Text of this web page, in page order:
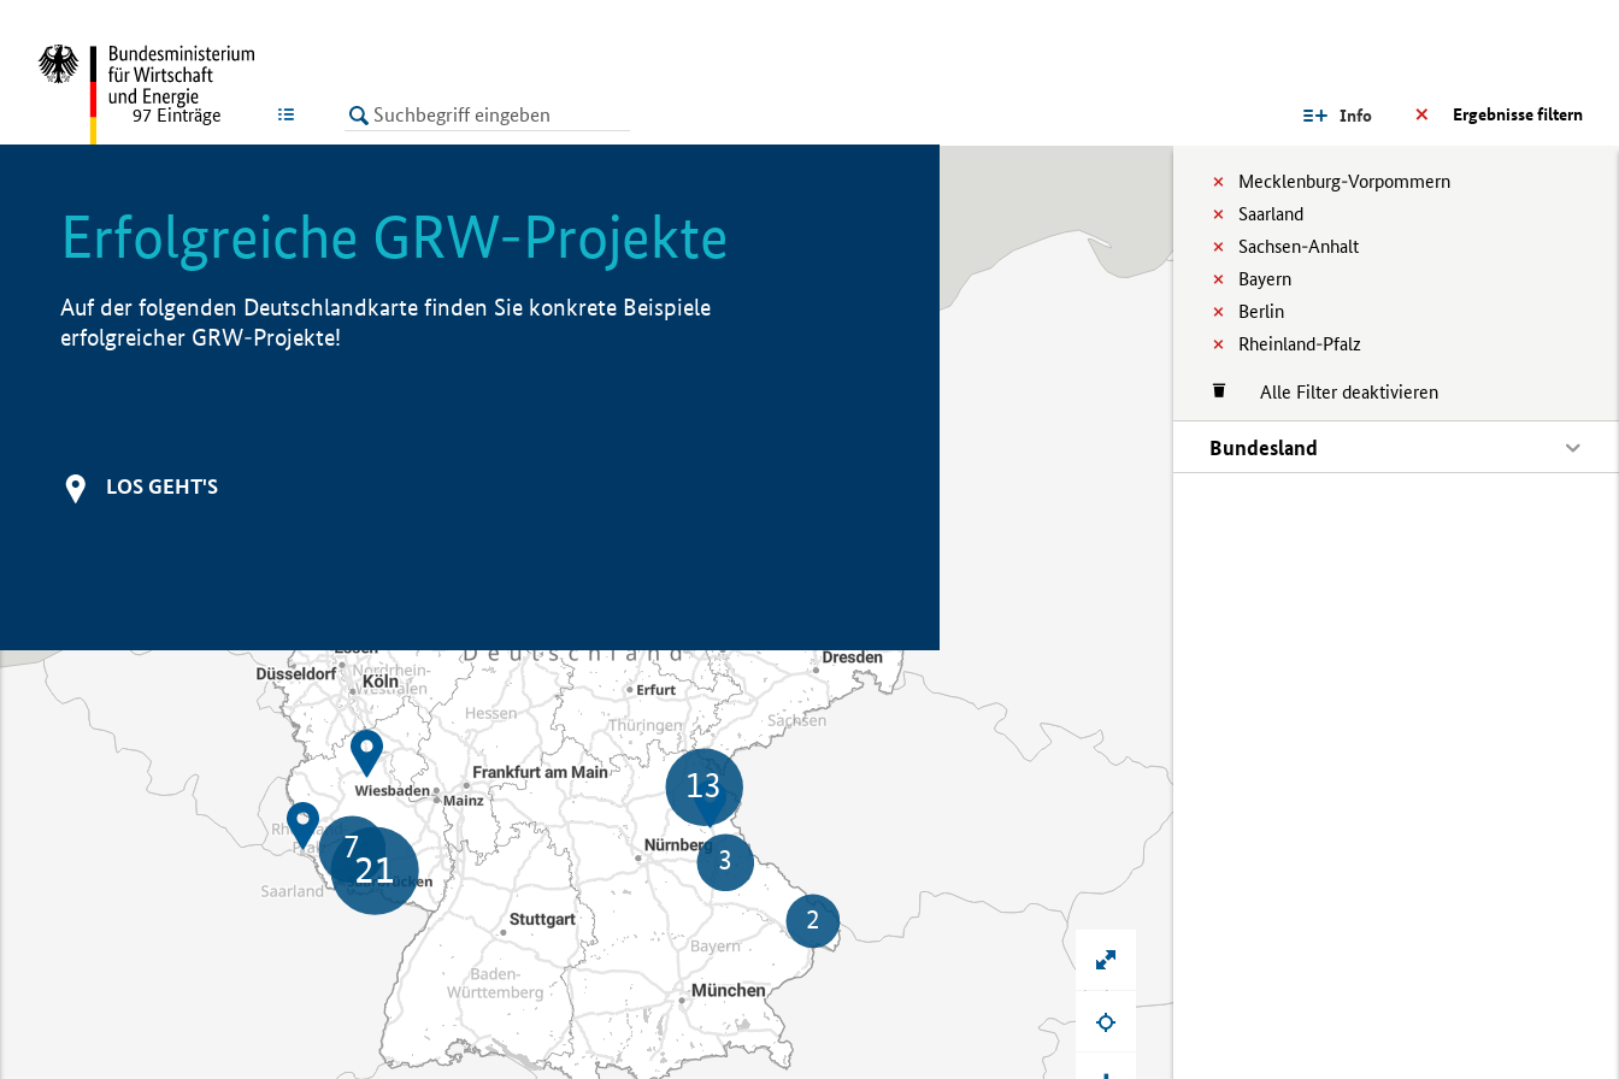
LISTE Ergebnisse filtern
Info
Mecklenburg-Vorpommern
Saarland
Sachsen-Anhalt
Bayern
Berlin
Rheinland-Pfalz
Alle Filter deaktivieren
Bundesland
97 Einträge
Erfolgreiche GRW-Projekte
Auf der folgenden Deutschlandkarte finden Sie konkrete Beispiele
erfolgreicher GRW-Projekte!
LOS GEHT'S